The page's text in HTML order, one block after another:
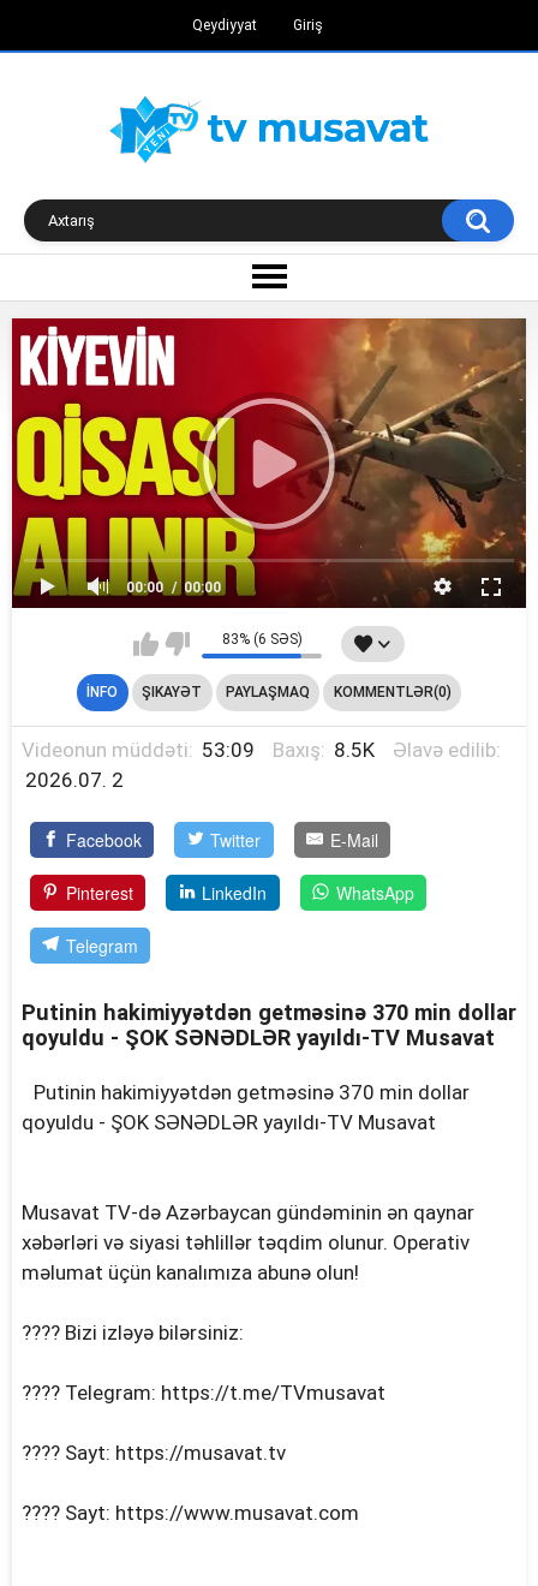
Qeydiyyat Giriş
00:00 00:00
83% (6 SƏS)
İNFO ŞIKAYƏT PAYLAŞMAQ KOMMENTLƏR(0)
Videonun müddəti: 53:09 Baxış: 8.5K
Əlavə edilib:
2026.07. 2
Facebook Twitter E-Mail
Pinterest LinkedIn WhatsApp
Telegram
Putinin hakimiyyətdən getməsinə 370 min dollar
qoyuldu - ŞOK SƏNƏDLƏR yayıldı-TV Musavat
Putinin hakimiyyətdən getməsinə 370 min dollar
qoyuldu - ŞOK SƏNƏDLƏR yayıldı-TV Musavat
Musavat TV-də Azərbaycan gündəminin ən qaynar
xəbərləri və siyasi təhlillər təqdim olunur. Operativ
məlumat üçün kanalımıza abunə olun!
???? Bizi izləyə bilərsiniz:
???? Telegram: https://t.me/TVmusavat
???? Sayt: https://musavat.tv
???? Sayt: https://www.musavat.com